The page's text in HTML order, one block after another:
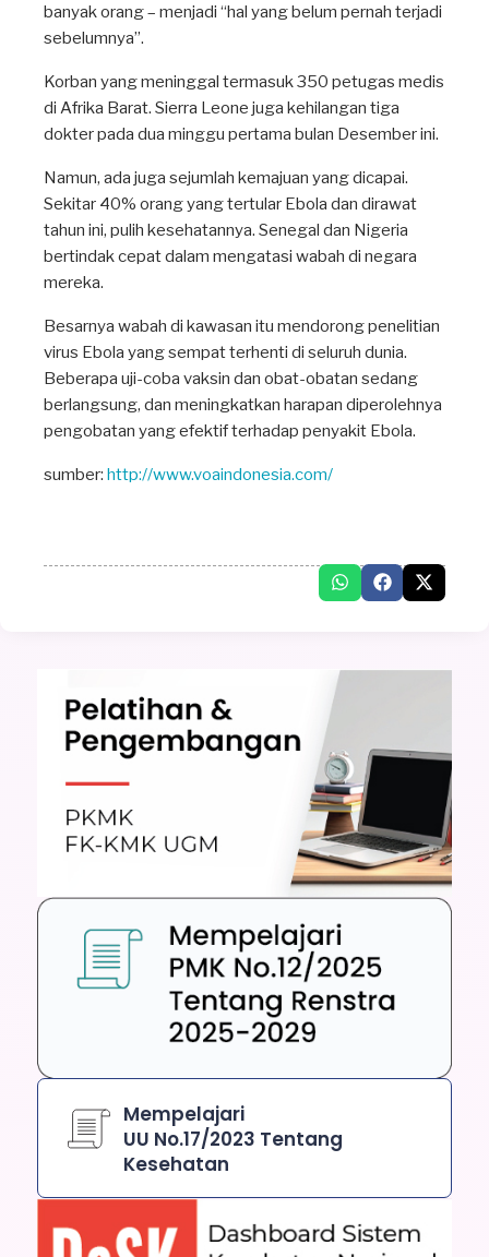
banyak orang – menjadi “hal yang belum pernah terjadi
sebelumnya”.
Korban yang meninggal termasuk 350 petugas medis
di Afrika Barat. Sierra Leone juga kehilangan tiga
dokter pada dua minggu pertama bulan Desember ini.
Namun, ada juga sejumlah kemajuan yang dicapai.
Sekitar 40% orang yang tertular Ebola dan dirawat
tahun ini, pulih kesehatannya. Senegal dan Nigeria
bertindak cepat dalam mengatasi wabah di negara
mereka.
Besarnya wabah di kawasan itu mendorong penelitian
virus Ebola yang sempat terhenti di seluruh dunia.
Beberapa uji-coba vaksin dan obat-obatan sedang
berlangsung, dan meningkatkan harapan diperolehnya
pengobatan yang efektif terhadap penyakit Ebola.
sumber: http://www.voaindonesia.com/
Mempelajari
UU No.17/2023 Tentang
Kesehatan